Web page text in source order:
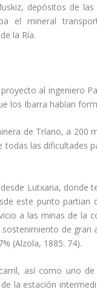
depósitos de
el mineral
la Rí­a.
al ingeniero
los Ibarra habí­an
de Trí­ano, a 200
las dificultades
Lutxana, donde
este punto partian
a las minas de la
de gran
(Alzola, 1885: 74).
así­ como uno
la estación